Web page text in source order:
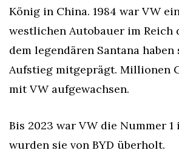
König in China. 1984 war VW
westlichen Autobauer im Reich
dem legendären Santana haben
Aufstieg mitgeprägt. Millionen
mit VW aufgewachsen.
Bis 2023 war VW die Nummer 1
wurden sie von BYD überholt.